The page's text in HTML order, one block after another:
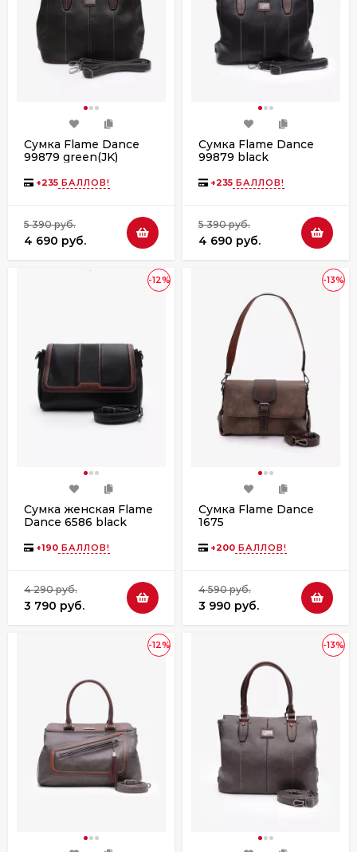
Сумка Flame Dance
99879 green(JK)
+235 БАЛЛОВ!
5 390 руб.
4 690 руб.
Сумка Flame Dance
99879 black
+235 БАЛЛОВ!
5 390 руб.
4 690 руб.
-12%
Сумка женская Flame
Dance 6586 black
+190 БАЛЛОВ!
4 290 руб.
3 790 руб.
-13%
Сумка Flame Dance
1675
+200 БАЛЛОВ!
4 590 руб.
3 990 руб.
-12% -13%